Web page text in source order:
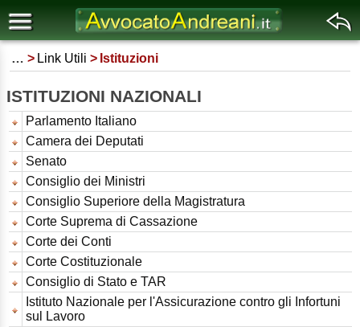
… Link Utili Istituzioni
ISTITUZIONI NAZIONALI
Parlamento Italiano
Camera dei Deputati
Senato
Consiglio dei Ministri
Consiglio Superiore della Magistratura
Corte Suprema di Cassazione
Corte dei Conti
Corte Costituzionale
Consiglio di Stato e TAR
Istituto Nazionale per l'Assicurazione contro gli Infortuni
sul Lavoro